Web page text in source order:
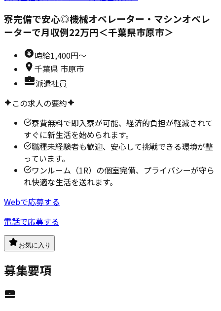
寮完備で安心◎機械オペレーター・マシンオペレ
ーターで月収例22万円＜千葉県市原市＞
時給1,400円～
千葉県 市原市
派遣社員
この求人の要約
寮費無料で即入寮が可能、経済的負担が軽減されて
すぐに新生活を始められます。
職種未経験者も歓迎、安心して挑戦できる環境が整
っています。
ワンルーム（1R）の個室完備、プライバシーが守ら
れ快適な生活を送れます。
Webで応募する
電話で応募する
お気に入り
募集要項